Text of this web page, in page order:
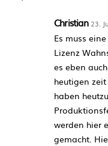
Christian 23.
Es muss
Lizenz
es eben
heutigen
haben
werden hier
gemacht.